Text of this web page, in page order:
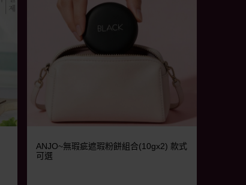
ANJO~無瑕疵遮瑕粉餅組合(10gx2) 款式
可選